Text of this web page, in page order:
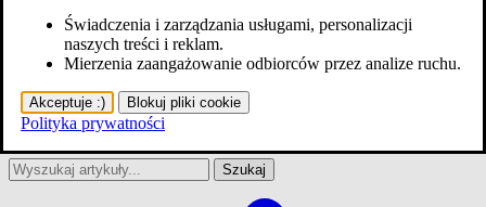
Szukaj
Świadczenia i zarządzania usługami, personalizacji
naszych treści i reklam.
Mierzenia zaangażowanie odbiorców przez analize ruchu.
Akceptuje :) Blokuj pliki cookie
Polityka prywatności